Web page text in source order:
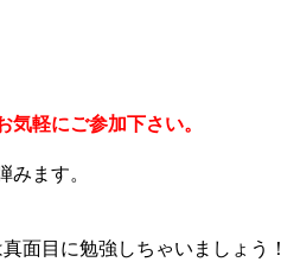
軽にご参加下さい。
ます。
面目に勉強しちゃいましょう！